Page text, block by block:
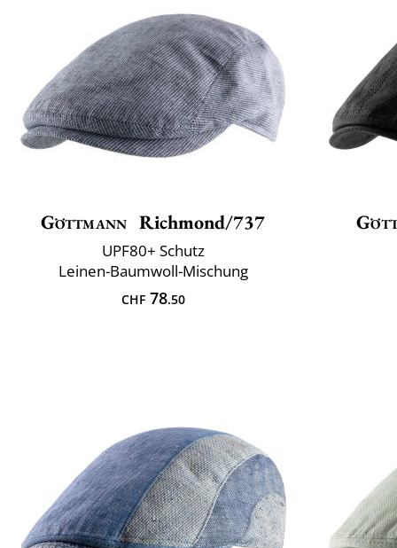
Göttmann Richmond/737
UPF80+ Schutz
Leinen-Baumwoll-Mischung
CHF78.50